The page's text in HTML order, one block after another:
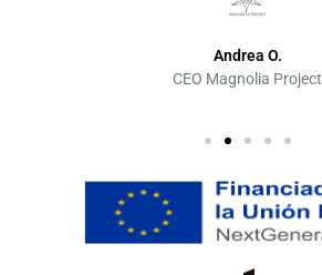
Andrea O.
CEO Magnolia Project